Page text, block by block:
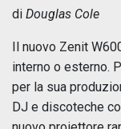
di Douglas Cole
Il nuovo Zenit
interno o esterno.
per la sua
DJ e discoteche